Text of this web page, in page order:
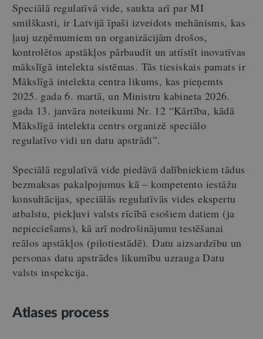
Speciālā regulatīvā vide, saukta arī par MI
smilškasti, ir Latvijā īpaši izveidots mehānisms, kas
ļauj uzņēmumiem un organizācijām drošos,
kontrolētos apstākļos pārbaudīt un attīstīt inovatīvas
mākslīgā intelekta sistēmas. Tās tiesiskais pamats ir
Mākslīgā intelekta centra likums, kas pieņemts
2025. gada 6. martā, un Ministru kabineta 2026.
gada 13. janvāra noteikumi Nr. 12 “Kārtība, kādā
Mākslīgā intelekta centrs organizē speciālo
regulatīvo vidi un datu apstrādi”.
Speciālā regulatīvā vide piedāvā dalībniekiem tādus
bezmaksas pakalpojumus kā – kompetento iestāžu
konsultācijas, speciālās regulatīvās vides ekspertu
atbalstu, piekļuvi valsts rīcībā esošiem datiem (ja
nepieciešams), kā arī nodrošinājumu testēšanai
reālos apstākļos (pilotiestādē). Datu aizsardzību un
personas datu apstrādes likumību uzrauga Datu
valsts inspekcija.
Atlases process